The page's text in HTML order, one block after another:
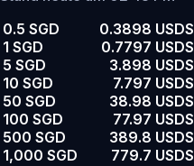
0.5 SGD
0.3898 USDS
1 SGD
0.7797 USDS
5 SGD
3.898 USDS
10 SGD
7.797 USDS
50 SGD
38.98 USDS
100 SGD
77.97 USDS
500 SGD
389.8 USDS
1,000 SGD
779.7 USDS